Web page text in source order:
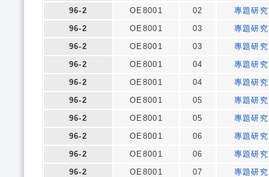
96-2
OE8001 02
專題研究
96-2
OE8001 03
專題研究
96-2
OE8001 03
專題研究
96-2
OE8001 04
專題研究
96-2
OE8001 04
專題研究
96-2
OE8001 05
專題研究
96-2
OE8001 05
專題研究
96-2
OE8001 06
專題研究
96-2
OE8001 06
專題研究
96-2
OE8001 07
專題研究